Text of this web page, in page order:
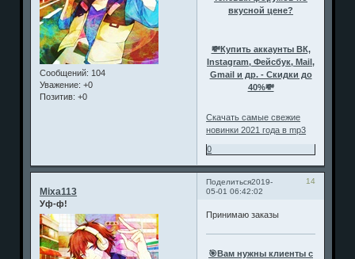
Сообщений: 104
Уважение: +0
Позитив: +0
вкусной цене?
💸Купить аккаунты ВК,
Instagram, Фейсбук, Mail,
Gmail и др. - Скидки до
40%💸
Скачать самые свежие
новинки 2021 года в mp3
0
Поделиться 14
2019-
05-01 06:42:02
Mixa113
Уф-ф!
Принимаю заказы
🎯Вам нужны клиенты с